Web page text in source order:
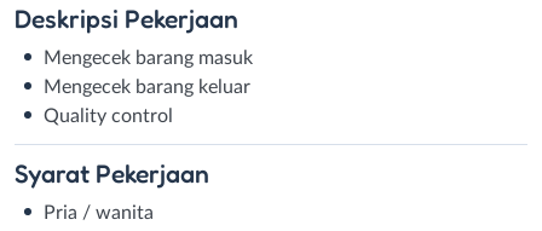
Deskripsi Pekerjaan
Mengecek barang masuk
Mengecek barang keluar
Quality control
Syarat Pekerjaan
Pria / wanita